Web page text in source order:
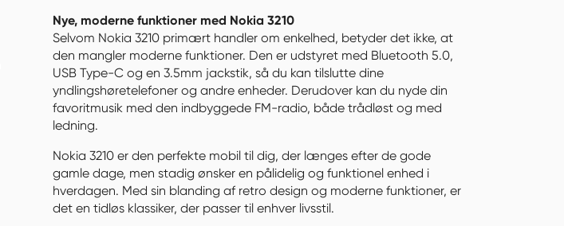
Nye, moderne funktioner med Nokia 3210
Selvom Nokia 3210 primært handler om enkelhed, betyder det ikke, at
den mangler moderne funktioner. Den er udstyret med Bluetooth 5.0,
USB Type-C og en 3.5mm jackstik, så du kan tilslutte dine
yndlingshøretelefoner og andre enheder. Derudover kan du nyde din
favoritmusik med den indbyggede FM-radio, både trådløst og med
ledning.
Nokia 3210 er den perfekte mobil til dig, der længes efter de gode
gamle dage, men stadig ønsker en pålidelig og funktionel enhed i
hverdagen. Med sin blanding af retro design og moderne funktioner, er
det en tidløs klassiker, der passer til enhver livsstil.